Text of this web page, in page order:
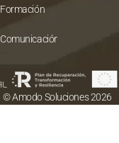
Formación
Comunicación
© Amodo Soluciones 2026